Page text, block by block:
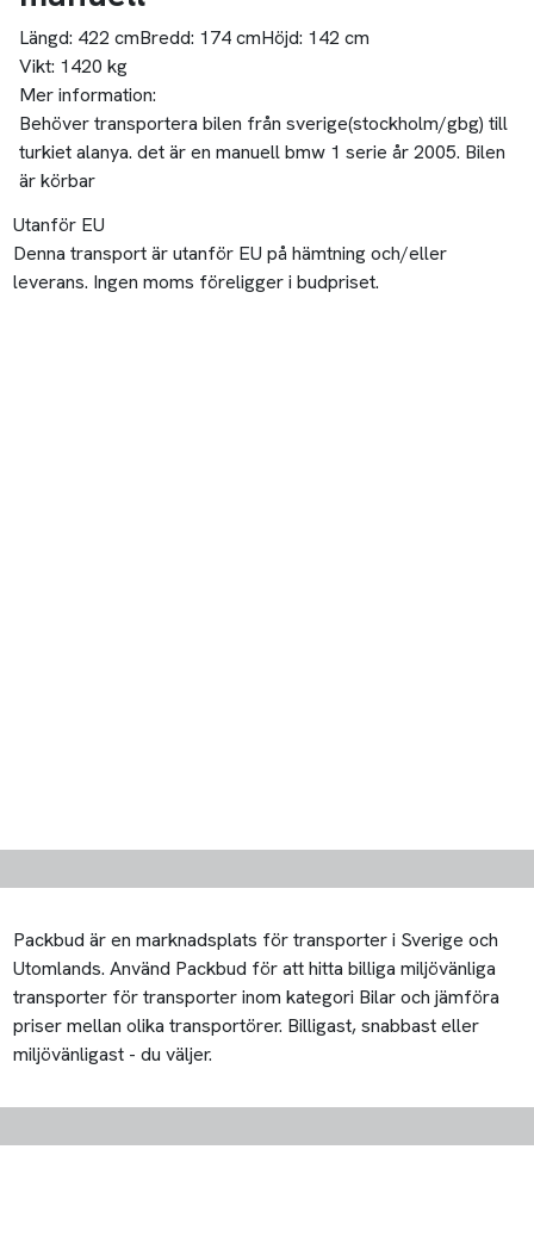
Längd: 422 cmBredd: 174 cmHöjd: 142 cm
Vikt: 1420 kg
Mer information:
Behöver transportera bilen från sverige(stockholm/gbg) till
turkiet alanya. det är en manuell bmw 1 serie år 2005. Bilen
är körbar
Utanför EU
Denna transport är utanför EU på hämtning och/eller
leverans. Ingen moms föreligger i budpriset.
Packbud är en marknadsplats för transporter i Sverige och
Utomlands. Använd Packbud för att hitta billiga miljövänliga
transporter för transporter inom kategori Bilar och jämföra
priser mellan olika transportörer. Billigast, snabbast eller
miljövänligast - du väljer.